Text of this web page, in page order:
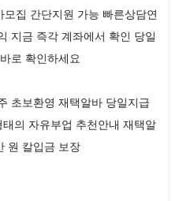
집 간단지원 가능 빠른상담연
지금 즉각 계좌에서 확인 당일
로 확인하세요
초보환영 재택알바 당일지급
의 자유부업 추천안내 재택알
원 칼입금 보장